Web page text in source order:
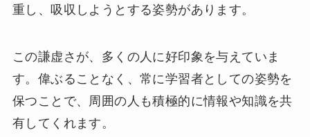
重し、吸収しようとする姿勢があります。
この謙虚さが、多くの人に好印象を与えていま
す。偉ぶることなく、常に学習者としての姿勢を
保つことで、周囲の人も積極的に情報や知識を共
有してくれます。